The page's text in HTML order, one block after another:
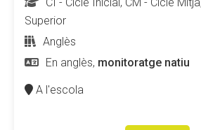
Superior
Anglès
En anglès, monitoratge natiu
A l'escola